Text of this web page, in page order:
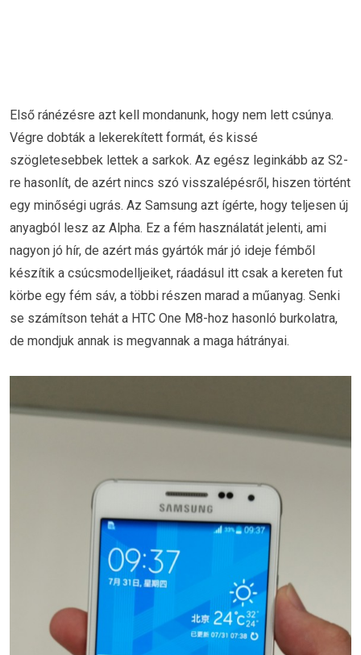
Első ránézésre azt kell mondanunk, hogy nem lett csúnya.
Végre dobták a lekerekített formát, és kissé
szögletesebbek lettek a sarkok. Az egész leginkább az S2-
re hasonlít, de azért nincs szó visszalépésről, hiszen történt
egy minőségi ugrás. Az Samsung azt ígérte, hogy teljesen új
anyagból lesz az Alpha. Ez a fém használatát jelenti, ami
nagyon jó hír, de azért más gyártók már jó ideje fémből
készítik a csúcsmodelljeiket, ráadásul itt csak a kereten fut
körbe egy fém sáv, a többi részen marad a műanyag. Senki
se számítson tehát a HTC One M8-hoz hasonló burkolatra,
de mondjuk annak is megvannak a maga hátrányai.